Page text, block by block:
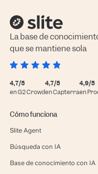
La base de
que se mantiene sola
4,7/5
en G2 Crowd
4,7/5
en Capterra
4,9/5
en
Cómo funciona
Slite Agent
Búsqueda con IA
Base de conocimiento con IA